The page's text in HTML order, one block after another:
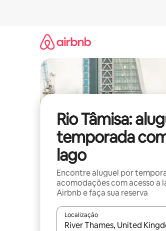
Rio Tâmisa:
temporada
lago
Encontre aluguel por
acomodações com acesso a
Airbnb e faça sua reserva
Localização
Quando os resultados